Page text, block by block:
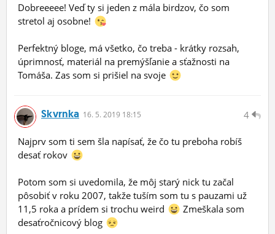
Dobreeeee! Veď ty si jeden z mála birdzov, čo som
stretol aj osobne!
Perfektný bloge, má všetko, čo treba - krátky rozsah,
úprimnosť, materiál na premýšľanie a sťažnosti na
Tomáša. Zas som si prišiel na svoje
4
Skvrnka 16. 5. 2019 18:15
Najprv som ti sem šla napísať, že čo tu preboha robíš
desať rokov
Potom som si uvedomila, že môj starý nick tu začal
pôsobiť v roku 2007, takže tuším som tu s pauzami už
11,5 roka a prídem si trochu weird
Zmeškala som
desaťročnicový blog